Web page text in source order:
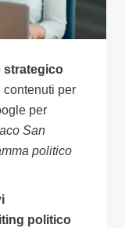
strategico
contenuti per
per
San
politico
politico